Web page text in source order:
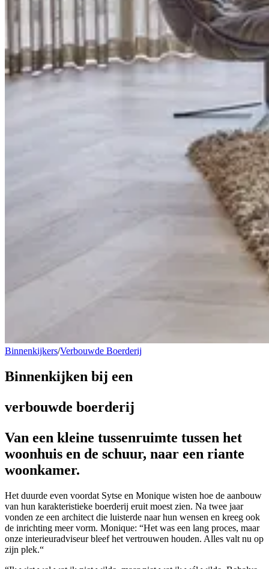
Binnenkijkers/Verbouwde Boerderij
Binnenkijken bij een
verbouwde boerderij
Van een kleine tussenruimte tussen het
woonhuis en de schuur, naar een riante
woonkamer.
Het duurde even voordat Sytse en Monique wisten hoe de aanbouw
van hun karakteristieke boerderij eruit moest zien. Na twee jaar
vonden ze een architect die luisterde naar hun wensen en kreeg ook
de inrichting meer vorm. Monique: “Het was een lang proces, maar
onze interieuradviseur bleef het vertrouwen houden. Alles valt nu op
zijn plek.“